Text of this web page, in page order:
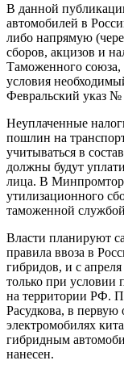
В данной
автомобилей в
либо напрямую
сборов, акцизов и
Таможенного союза,
условия
Февральский указ №
Неуплаченные
пошлин на
учитываться в
должны будут
лица. В
утилизационного
таможенной
Власти планируют
правила ввоза в
гибридов, и с
только при условии
на территории РФ.
Расудкова, в первую
электромобилях
гибридным
нанесен.